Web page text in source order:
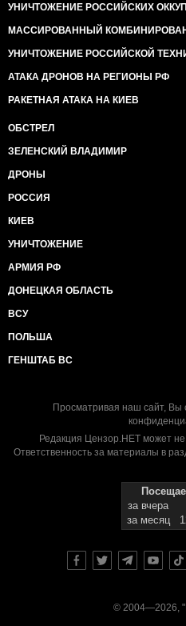
УНИЧТОЖЕНИЕ РОССИЙСКИХ
МАССИРОВАННЫЙ
УНИЧТОЖЕНИЕ РОССИЙСКОЙ
АТАКА ДРОНОВ НА РЕГИОНЫ РФ
РАКЕТНАЯ АТАКА НА КИЕВ
ОБСТРЕЛ
ЗЕЛЕНСКИЙ ВЛАДИМИР
ДРОНЫ
РОССИЯ
КИЕВ
УНИЧТОЖЕНИЕ
АРМИЯ РФ
ДОНЕЦКАЯ ОБЛАСТЬ
ВСУ
ПОЛЬША
ГЕНШТАБ ВС
Просматривая наш сайт, Вы
Редакция Цензор.НЕТ может
Ответственность за материалы в
за вчера
за месяц
© 2004—2026,